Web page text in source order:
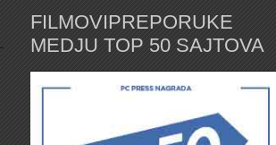
FILMOVIPREPORUKE
MEDJU TOP 50 SAJTOVA